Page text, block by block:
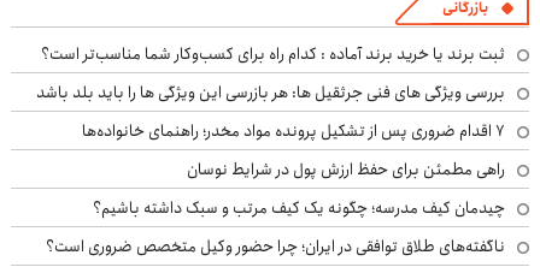
بازرگانی
ثبت برند یا خرید برند آماده : کدام راه برای کسب‌وکار شما مناسب‌تر است؟
بررسی ویژگی های فنی جرثقیل ها: هر بازرسی این ویژگی ها را باید بلد باشد
۷ اقدام ضروری پس از تشکیل پرونده مواد مخدر؛ راهنمای خانواده‌ها
راهی مطمئن برای حفظ ارزش پول در شرایط نوسان
چیدمان کیف مدرسه؛ چگونه یک کیف مرتب و سبک داشته باشیم؟
ناگفته‌های طلاق توافقی در ایران؛ چرا حضور وکیل متخصص ضروری است؟